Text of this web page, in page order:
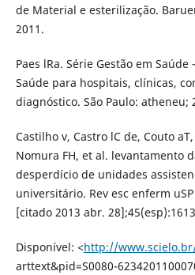
de Material e esterilização.
2011.
Paes lRa. Série Gestão em
Saúde para hospitais, clínicas,
diagnóstico. São Paulo: atheneu;
Castilho v, Castro lC de, Couto
Nomura FH, et al. levantamento
desperdício de unidades
universitário. Rev esc enferm
[citado 2013 abr.
Disponível: <http://
arttext&pid=S0080-